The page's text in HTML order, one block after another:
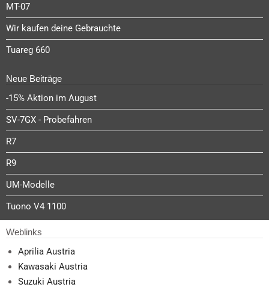
MT-07
Wir kaufen deine Gebrauchte
Tuareg 660
Neue Beiträge
-15% Aktion im August
SV-7GX - Probefahren
R7
R9
UM-Modelle
Tuono V4 1100
Weblinks
Aprilia Austria
Kawasaki Austria
Suzuki Austria